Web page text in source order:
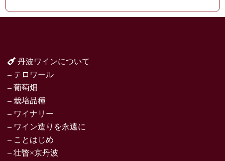
丹波ワインについて
– テロワール
– 葡萄畑
– 栽培品種
– ワイナリー
– ワイン造りを永遠に
– ことはじめ
– 壮瞥×京丹波